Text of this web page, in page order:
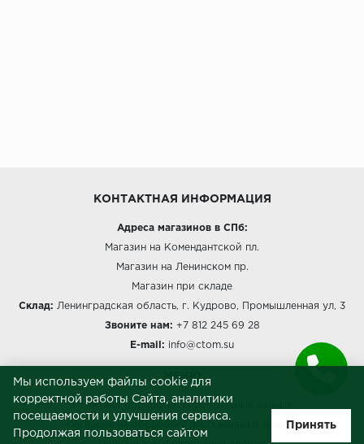
КОНТАКТНАЯ ИНФОРМАЦИЯ
Адреса магазинов в СПб:
Магазин на Комендантской пл.
Магазин на Ленинском пр.
Магазин при складе
Склад: Ленинградская область, г. Кудрово, Промышленная ул, 3
Звоните нам: +7 812 245 69 28
E-mail: info@ctom.su
МЕНЮ
Политика обработки персональных данных
Согласие на обработку персональных данных
Мы используем файлы cookie для
корректной работы Сайта, аналитики
посещаемости и улучшения сервиса.
Продолжая пользоваться сайтом
Принять